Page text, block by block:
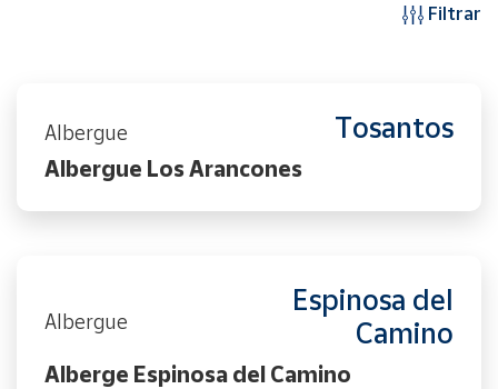
Filtrar
Albergue Tosantos
Albergue Los Arancones
Albergue
Espinosa del
Camino
Alberge Espinosa del Camino